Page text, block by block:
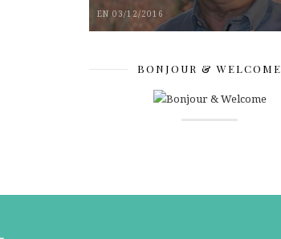
EN 03/12/2016
BONJOUR & WELCOME